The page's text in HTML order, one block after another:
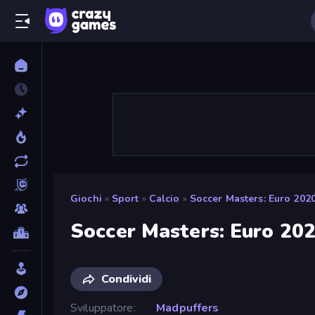
Giochi » Sport » Calcio » Soccer Masters: Euro
Soccer Masters: Euro
Condividi
Sviluppatore
Madpuffers